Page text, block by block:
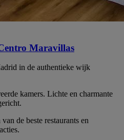
Maravillas
in de authentieke wijk
kamers. Lichte en charmante
de beste restaurants en